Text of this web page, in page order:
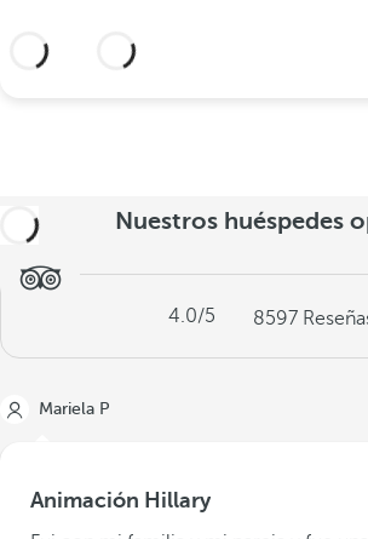
Nuestros huéspedes
4.0/5 8597
Mariela P
Animación Hillary